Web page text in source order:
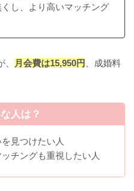
し、より高いマッチング
月会費は15,950円
、成婚料
人は？
見つけたい人
チングも重視したい人